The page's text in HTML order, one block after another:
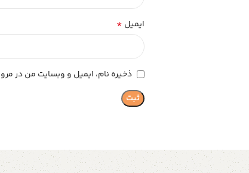
ایمیل *
ذخیره نام، ایمیل و وبسایت من در